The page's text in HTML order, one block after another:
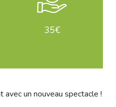
35€
un nouveau spectacle !